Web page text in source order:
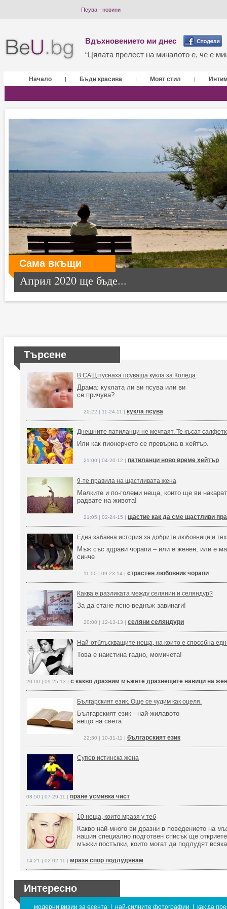
Псува - новини
Вдъхновението ми днес
“Цялата прелест на миналото е, че е
Начало | Бъди красива | Моят стил |
Сама вкъщи
Април 2020 ще бъде...
Търсене
В САЩ пуснаха псуваща кукла за Коледа
Драма: куклата ли ви псува или ви
се причува?
20:22 | 11-24-11 | кукла псува
Днешните патиланци не мечтаят. Те късат
Или как пионерчето се превърна в хейтър.
21:00 | 04-20-12 | патиланци ново време хейтър
9-те правила на щастливата жена
Малките и по-големи неща, които ще ви
радвате на живота!
21:05 | 02-24-15 | щастие как да сме щастливи
Една забавна история за добрите любовници и
Мъж със здрави чорапи – или е женен, или е
синче
11:00 | 09-23-14 | страстен любовник чорапи
Каква е разликата между селянин и селяндур?
За да стане ясно веднъж завинаги!
20:00 | 12-13-13 | селяни селяндури
Най-отблъскващите неща, на които е способна
Това е наистина гадно, момичета!
20:00 | 09-25-13 | с какво дразним мъжете дразнещите навици на
Българският език. Още се чудим как оцеля.
Българският език - най-жилавото
нещо на света
22:30 | 10-31-11 | българският език
Супер истинска жена
08:50 | 07-29-11 | пране усмивка чист
10 неща, които мразя у теб
Какво най-много ви дразни в поведението на
нашия специално подготвен списък ще
мъжки постъпки, които могат да подлудят
14:21 | 02-02-11 | мразя спор подлудявам
Интересно
модерни визии за есента най-силните фотографии как да